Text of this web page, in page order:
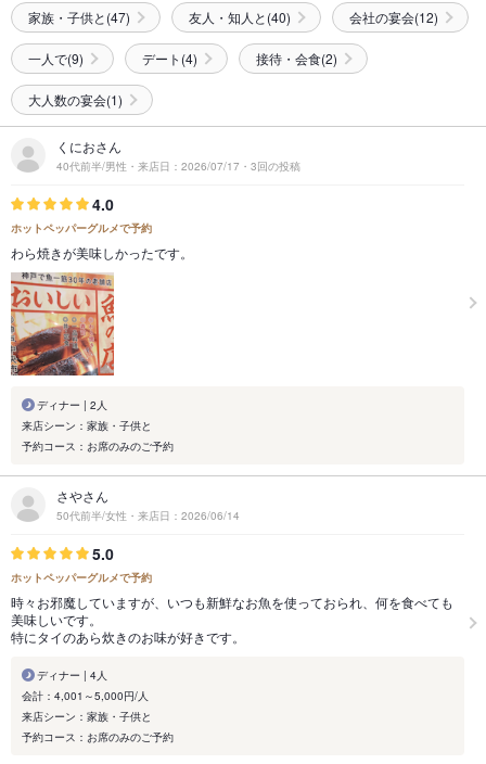
家族・子供と(47) 友人・知人と(40) 会社の宴会(12)
一人で(9) デート(4) 接待・会食(2)
大人数の宴会(1)
くにおさん
40代前半/男性・来店日：2026/07/17・3回の投稿
4.0
ホットペッパーグルメで予約
わら焼きが美味しかったです。
ディナー | 2人
来店シーン：家族・子供と
予約コース：お席のみのご予約
さやさん
50代前半/女性・来店日：2026/06/14
5.0
ホットペッパーグルメで予約
時々お邪魔していますが、いつも新鮮なお魚を使っておられ、何を食べても
美味しいです。
特にタイのあら炊きのお味が好きです。
ディナー | 4人
会計：4,001～5,000円/人
来店シーン：家族・子供と
予約コース：お席のみのご予約